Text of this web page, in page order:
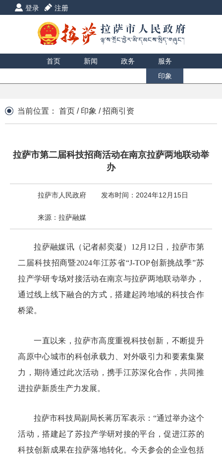
登录 注册
首页 新闻 政务
服务
印象
当前位置： 首页 / 印象 /招商引资
拉萨市第二届科技招商活动在南京拉萨两地联动举
办
拉萨市人民政府 发布时间：2024年12月15日
来源：拉萨融媒
拉萨融媒讯（记者郝奕凝）12月12日，拉萨市第
二届科技招商暨2024年江苏省“J-TOP创新挑战季”苏
拉产学研专场对接活动在南京与拉萨两地联动举办，
通过线上线下融合的方式，搭建起跨地域的科技合作
桥梁。
一直以来，拉萨市高度重视科技创新，不断提升
高原中心城市的科创承载力、对外吸引力和要素集聚
力，期待通过此次活动，携手江苏深化合作，共同推
进拉萨新质生产力发展。
拉萨市科技局副局长蒋历军表示：“通过举办这个
活动，搭建起了苏拉产学研对接的平台，促进江苏的
科技创新成果在拉萨落地转化。今天参会的企业包括